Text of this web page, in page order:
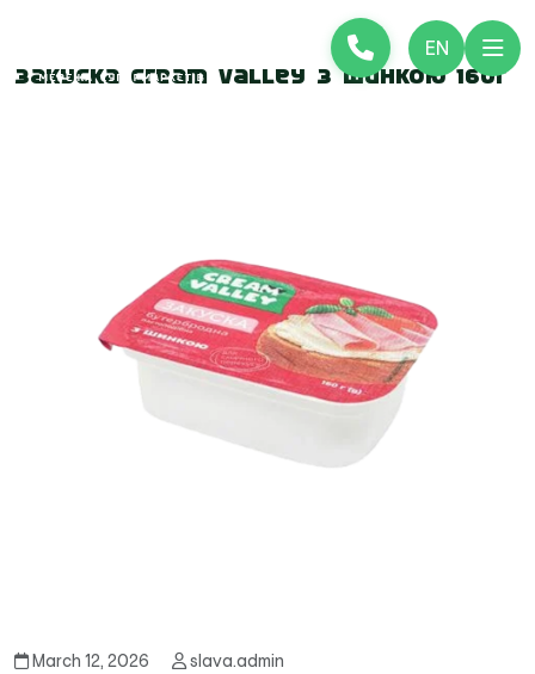
EN
Закуска Cream Valley з шинкою 160г
March 12, 2026 slava.admin